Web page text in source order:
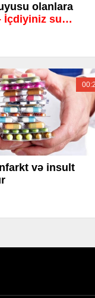
olanlara
İçdiyiniz su…
və insult